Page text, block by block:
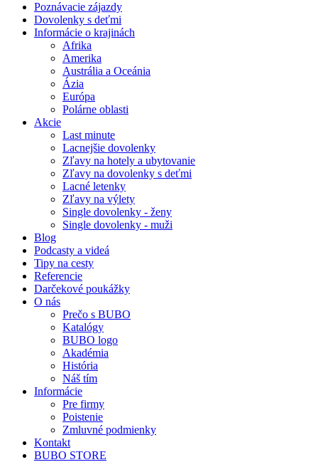
Poznávacie zájazdy
Dovolenky s deťmi
Informácie o krajinách
Afrika
Amerika
Austrália a Oceánia
Ázia
Európa
Polárne oblasti
Akcie
Last minute
Lacnejšie dovolenky
Zľavy na hotely a ubytovanie
Zľavy na dovolenky s deťmi
Lacné letenky
Zľavy na výlety
Single dovolenky - ženy
Single dovolenky - muži
Blog
Podcasty a videá
Tipy na cesty
Referencie
Darčekové poukážky
O nás
Prečo s BUBO
Katalógy
BUBO logo
Akadémia
História
Náš tím
Informácie
Pre firmy
Poistenie
Zmluvné podmienky
Kontakt
BUBO STORE